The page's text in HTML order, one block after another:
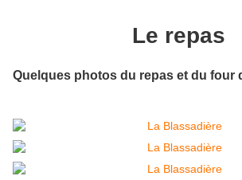
Le repas
Quelques photos du repas et du four